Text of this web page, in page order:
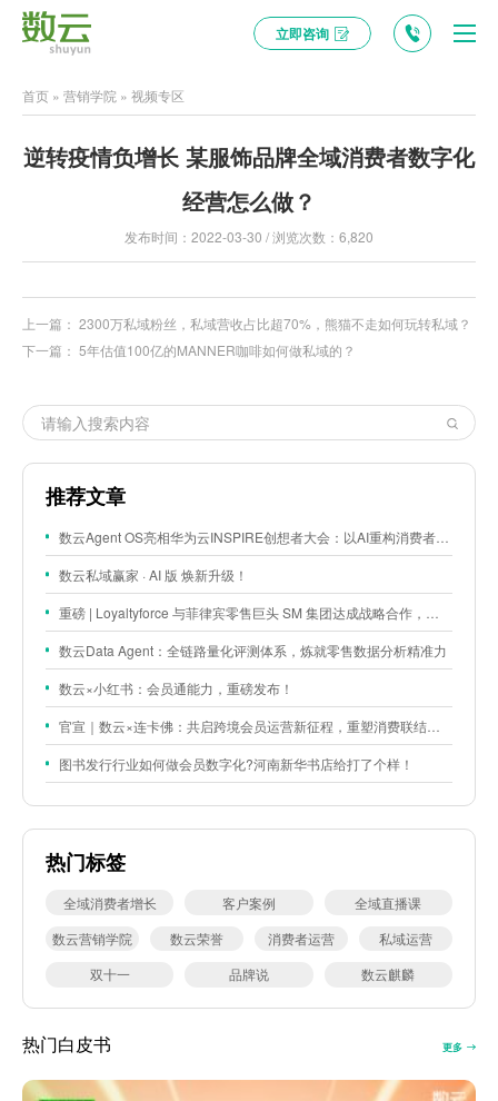
立即咨询
首页 » 营销学院 » 视频专区
逆转疫情负增长 某服饰品牌全域消费者数字化
经营怎么做？
发布时间：2022-03-30 / 浏览次数：6,820
上一篇： 2300万私域粉丝，私域营收占比超70%，熊猫不走如何玩转私域？
下一篇： 5年估值100亿的MANNER咖啡如何做私域的？
推荐文章
数云Agent OS亮相华为云INSPIRE创想者大会：以AI重构消费者运营与零售营销新范式
数云私域赢家 · AI 版 焕新升级！
重磅 | Loyaltyforce 与菲律宾零售巨头 SM 集团达成战略合作，携手开启 SMAC 会员数智化运营新征程
数云Data Agent：全链路量化评测体系，炼就零售数据分析精准力
数云×小红书：会员通能力，重磅发布！
官宣｜数云×连卡佛：共启跨境会员运营新征程，重塑消费联结新体验
图书发行行业如何做会员数字化?河南新华书店给打了个样！
热门标签
全域消费者增长 客户案例
全域直播课
数云营销学院
数云荣誉 消费者运营
私域运营
双十一
品牌说 数云麒麟
热门白皮书 更多